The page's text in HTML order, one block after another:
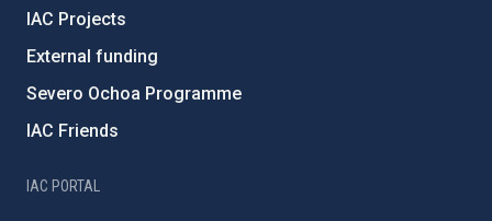
IAC Projects
External funding
Severo Ochoa Programme
IAC Friends
IAC PORTAL